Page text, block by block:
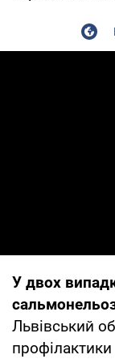
У двох
Львівський